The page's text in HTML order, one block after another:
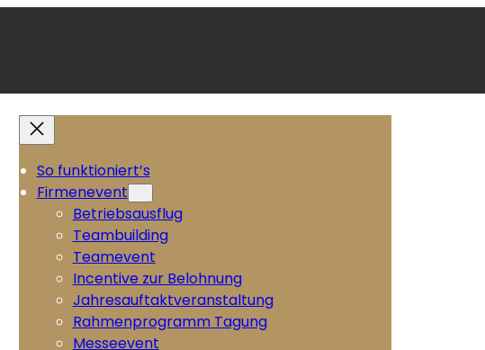
So funktioniert’s
Firmenevent
Betriebsausflug
Teambuilding
Teamevent
Incentive zur Belohnung
Jahresauftaktveranstaltung
Rahmenprogramm Tagung
Messeevent